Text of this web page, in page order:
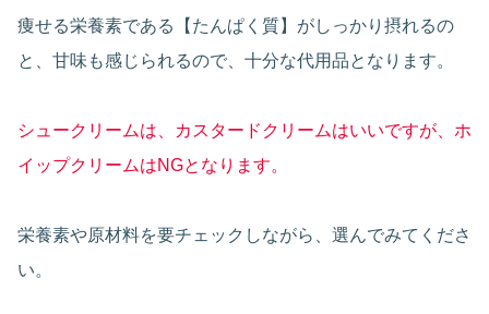
痩せる栄養素である【たんぱく質】がしっかり摂れるの
と、甘味も感じられるので、十分な代用品となります。
シュークリームは、カスタードクリームはいいですが、ホ
イップクリームはNGとなります。
栄養素や原材料を要チェックしながら、選んでみてくださ
い。